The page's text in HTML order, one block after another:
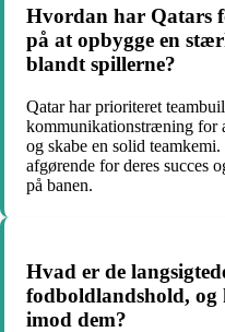
Hvordan har Qatars
på at opbygge en
blandt spillerne?
Qatar har prioriteret
kommunikationstræning for
og skabe en solid
afgørende for deres succes
på banen.
Hvad er de
fodboldlandshold, og
imod dem?